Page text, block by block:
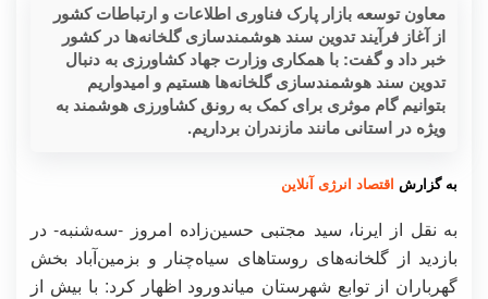
معاون توسعه بازار پارک فناوری اطلاعات و ارتباطات کشور
از آغاز فرآیند تدوین سند هوشمندسازی گلخانه‌ها در کشور
خبر داد و گفت: با همکاری وزارت جهاد کشاورزی به دنبال
تدوین سند هوشمندسازی گلخانه‌ها هستیم و امیدواریم
بتوانیم گام موثری برای کمک به رونق کشاورزی هوشمند به
ویژه در استانی مانند مازندران برداریم.
به گزارش اقتصاد انرژی آنلاین
به نقل از ایرنا، سید مجتبی حسین‌زاده امروز -سه‌شنبه- در
بازدید از گلخانه‌های روستاهای سیاه‌چنار و بزمین‌آباد بخش
گهرباران از توابع شهرستان میاندورود اظهار کرد: با بیش از